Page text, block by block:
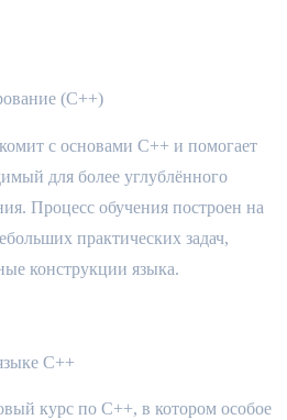
(C++)
с основами C++ и помогает
для более углублённого
Процесс обучения построен на
практических задач,
конструкции языка.
C++
курс по C++, в котором особое